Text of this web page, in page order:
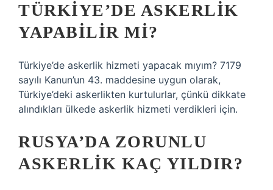
TÜRKIYE’DE ASKERLIK
YAPABILIR MI?
Türkiye’de askerlik hizmeti yapacak mıyım? 7179
sayılı Kanun’un 43. maddesine uygun olarak,
Türkiye’deki askerlikten kurtulurlar, çünkü dikkate
alındıkları ülkede askerlik hizmeti verdikleri için.
RUSYA’DA ZORUNLU
ASKERLIK KAÇ YILDIR?